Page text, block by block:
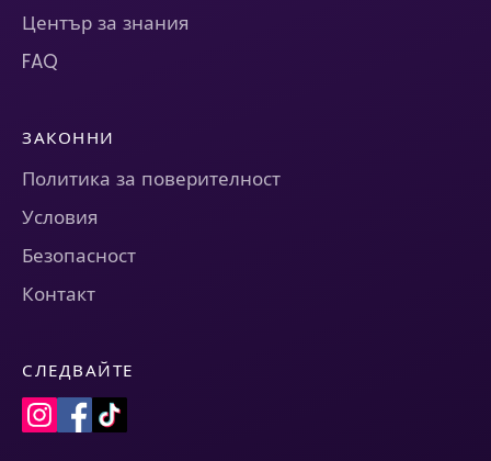
Център за знания
FAQ
ЗАКОННИ
Политика за поверителност
Условия
Безопасност
Контакт
СЛЕДВАЙТЕ